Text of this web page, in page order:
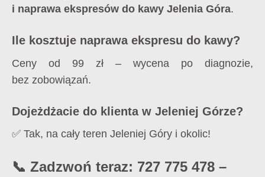
i naprawa ekspresów do kawy Jelenia Góra.
Ile kosztuje naprawa ekspresu do kawy?
Ceny od 99 zł – wycena po diagnozie,
bez zobowiązań.
Dojeżdżacie do klienta w Jeleniej Górze?
✅ Tak, na cały teren Jeleniej Góry i okolic!
📞 Zadzwoń teraz: 727 775 478 –